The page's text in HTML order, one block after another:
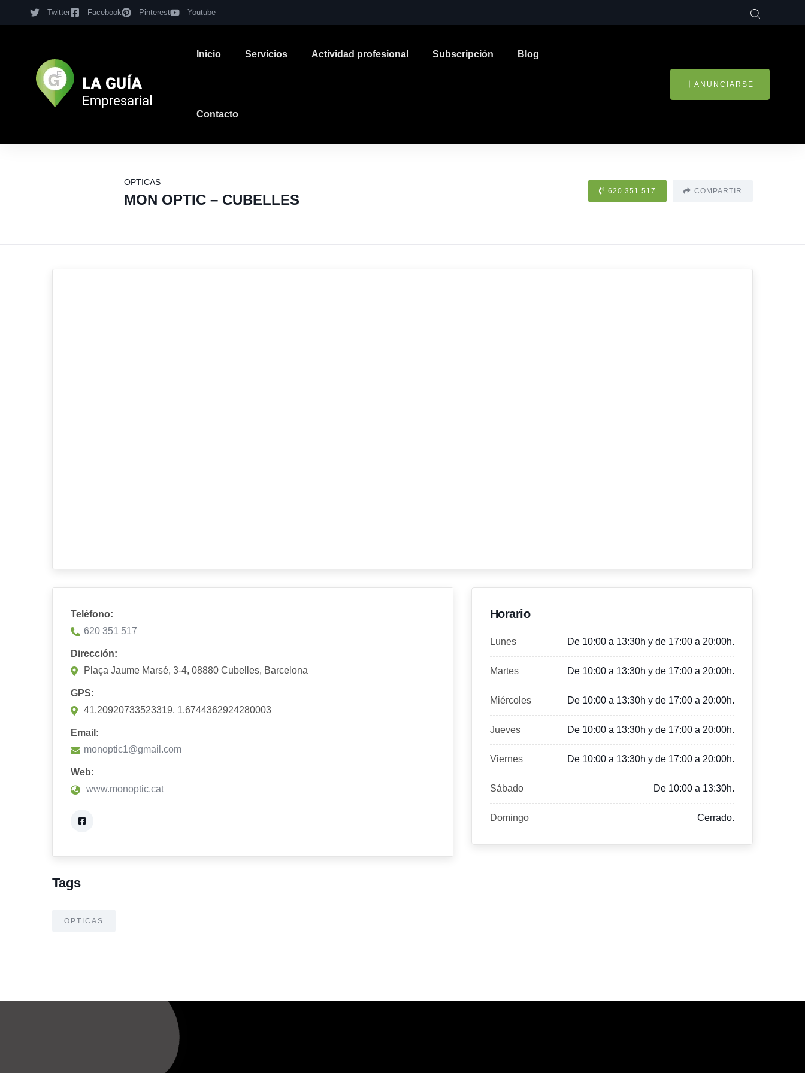
Twitter Facebook Pinterest Youtube
Inicio Servicios Actividad profesional Subscripción Blog
Contacto
ANUNCIARSE
OPTICAS
MON OPTIC – CUBELLES
620 351 517 COMPARTIR
Teléfono:
620 351 517
Dirección:
Plaça Jaume Marsé, 3-4, 08880 Cubelles, Barcelona
GPS:
41.20920733523319, 1.6744362924280003
Email:
monoptic1@gmail.com
Web:
www.monoptic.cat
Tags
OPTICAS
Horario
Lunes De 10:00 a 13:30h y de 17:00 a 20:00h.
Martes De 10:00 a 13:30h y de 17:00 a 20:00h.
Miércoles De 10:00 a 13:30h y de 17:00 a 20:00h.
Jueves De 10:00 a 13:30h y de 17:00 a 20:00h.
Viernes De 10:00 a 13:30h y de 17:00 a 20:00h.
Sábado De 10:00 a 13:30h.
Domingo Cerrado.